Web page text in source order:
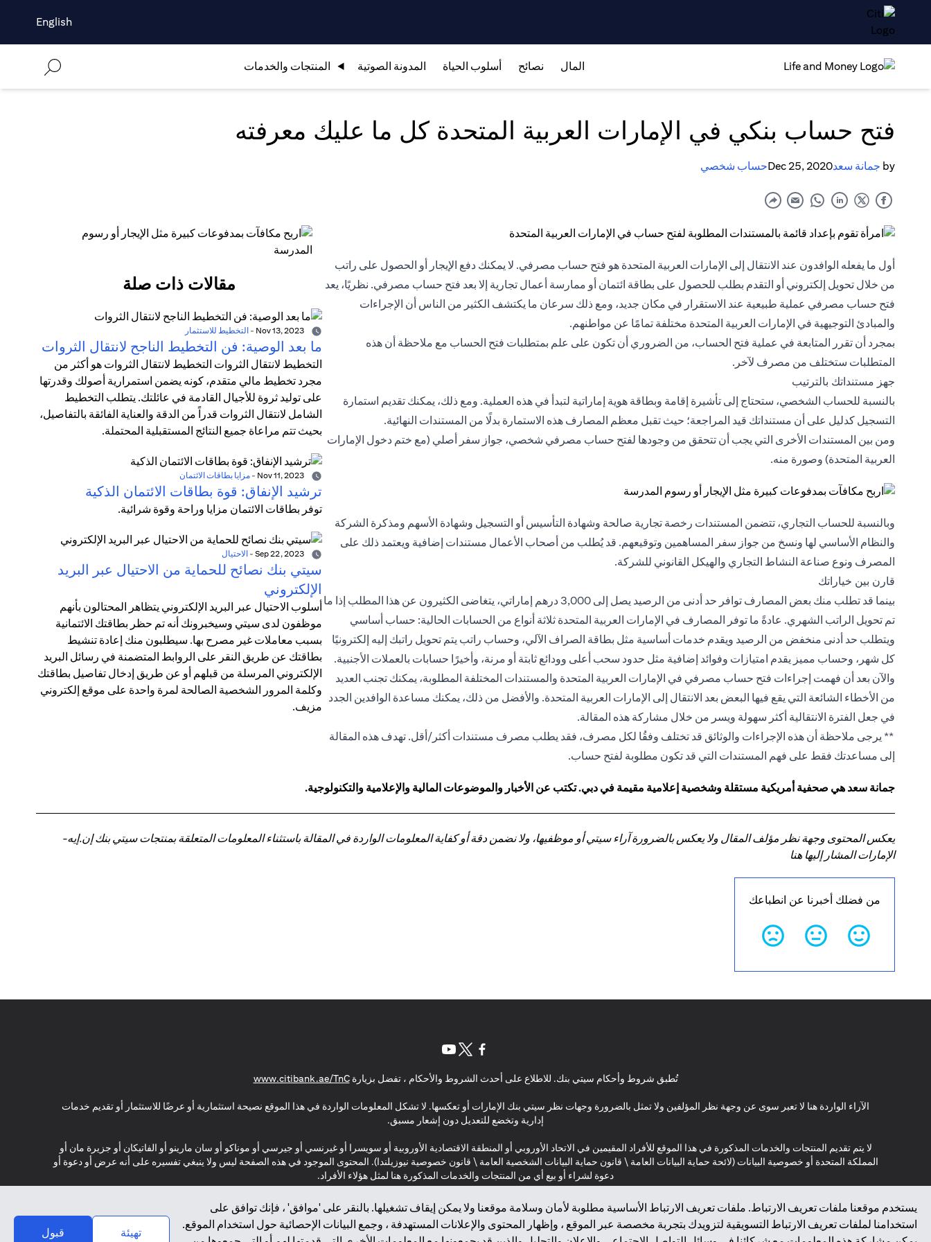
English
المال نصائح أسلوب الحياة المدونة الصوتية المنتجات والخدمات
فتح حساب بنكي في الإمارات العربية المتحدة كل ما عليك معرفته
by جمانة سعدDec 25, 2020حساب شخصي
أول ما يفعله الوافدون عند الانتقال إلى الإمارات العربية المتحدة هو فتح حساب مصرفي. لا يمكنك دفع الإيجار أو الحصول على راتب
من خلال تحويل إلكتروني أو التقدم بطلب للحصول على بطاقة ائتمان أو ممارسة أعمال تجارية إلا بعد فتح حساب مصرفي. نظريًا، يعد
فتح حساب مصرفي عملية طبيعية عند الاستقرار في مكان جديد، ومع ذلك سرعان ما يكتشف الكثير من الناس أن الإجراءات
والمبادئ التوجيهية في الإمارات العربية المتحدة مختلفة تمامًا عن مواطنهم.
بمجرد أن تقرر المتابعة في عملية فتح الحساب، من الضروري أن تكون على علم بمتطلبات فتح الحساب مع ملاحظة أن هذه
المتطلبات ستختلف من مصرف لآخر.
جهز مستنداتك بالترتيب
بالنسبة للحساب الشخصي، ستحتاج إلى تأشيرة إقامة وبطاقة هوية إماراتية لتبدأ في هذه العملية. ومع ذلك، يمكنك تقديم استمارة
التسجيل كدليل على أن مستنداتك قيد المراجعة؛ حيث تقبل معظم المصارف هذه الاستمارة بدلًا من المستندات النهائية.
ومن بين المستندات الأخرى التي يجب أن تتحقق من وجودها لفتح حساب مصرفي شخصي، جواز سفر أصلي (مع ختم دخول الإمارات
العربية المتحدة) وصورة منه.
وبالنسبة للحساب التجاري، تتضمن المستندات رخصة تجارية صالحة وشهادة التأسيس أو التسجيل وشهادة الأسهم ومذكرة الشركة
والنظام الأساسي لها ونسخ من جواز سفر المساهمين وتوقيعهم. قد يُطلب من أصحاب الأعمال مستندات إضافية ويعتمد ذلك على
المصرف ونوع صناعة النشاط التجاري والهيكل القانوني للشركة.
قارن بين خياراتك
بينما قد تطلب منك بعض المصارف توافر حد أدنى من الرصيد يصل إلى 3,000 درهم إماراتي، يتغاضى الكثيرون عن هذا المطلب إذا ما
تم تحويل الراتب الشهري. عادةً ما توفر المصارف في الإمارات العربية المتحدة ثلاثة أنواع من الحسابات الحالية: حساب أساسي
ويتطلب حد أدنى منخفض من الرصيد ويقدم خدمات أساسية مثل بطاقة الصراف الآلي، وحساب راتب يتم تحويل راتبك إليه إلكترونيًا
كل شهر، وحساب مميز يقدم امتيازات وفوائد إضافية مثل حدود سحب أعلى وودائع ثابتة أو مرنة، وأخيرًا حسابات بالعملات الأجنبية.
والآن بعد أن فهمت إجراءات فتح حساب مصرفي في الإمارات العربية المتحدة والمستندات المختلفة المطلوبة، يمكنك تجنب العديد
من الأخطاء الشائعة التي يقع فيها البعض بعد الانتقال إلى الإمارات العربية المتحدة. والأفضل من ذلك، يمكنك مساعدة الوافدين الجدد
في جعل الفترة الانتقالية أكثر سهولة ويسر من خلال مشاركة هذه المقالة.
** يرجى ملاحظة أن هذه الإجراءات والوثائق قد تختلف وفقُا لكل مصرف، فقد يطلب مصرف مستندات أكثر/أقل. تهدف هذه المقالة
إلى مساعدتك فقط على فهم المستندات التي قد تكون مطلوبة لفتح حساب.
مقالات ذات صلة
- التخطيط للاستثمار
ما بعد الوصية: فن التخطيط الناجح لانتقال الثروات
التخطيط لانتقال الثروات التخطيط لانتقال الثروات هو أكثر من
مجرد تخطيط مالي متقدم، كونه يضمن استمرارية أصولك وقدرتها
على توليد ثروة للأجيال القادمة في عائلتك. يتطلب التخطيط
الشامل لانتقال الثروات قدراً من الدقة والعناية الفائقة بالتفاصيل،
بحيث تتم مراعاة جميع النتائج المستقبلية المحتملة.
- مزايا بطاقات الائتمان
ترشيد الإنفاق: قوة بطاقات الائتمان الذكية
توفر بطاقات الائتمان مزايا وراحة وقوة شرائية.
- الاحتيال
سيتي بنك نصائح للحماية من الاحتيال عبر البريد
الإلكتروني
أسلوب الاحتيال عبر البريد الإلكتروني يتظاهر المحتالون بأنهم
موظفون لدى سيتي وسيخبرونك أنه تم حظر بطاقتك الائتمانية
بسبب معاملات غير مصرح بها. سيطلبون منك إعادة تنشيط
بطاقتك عن طريق النقر على الروابط المتضمنة في رسائل البريد
الإلكتروني المرسلة من قبلهم أو عن طريق إدخال تفاصيل بطاقتك
وكلمة المرور الشخصية الصالحة لمرة واحدة على موقع إلكتروني
مزيف.
جمانة سعد هي صحفية أمريكية مستقلة وشخصية إعلامية مقيمة في دبي. تكتب عن الأخبار والموضوعات المالية والإعلامية والتكنولوجية.
يعكس المحتوى وجهة نظر مؤلف المقال ولا يعكس بالضرورة آراء سيتي أو موظفيها، ولا نضمن دقة أو كفاية المعلومات الواردة في المقالة باستثناء المعلومات المتعلقة بمنتجات سيتي بنك إن.إيه-
الإمارات المشار إليها هنا
من فضلك أخبرنا عن انطباعك
يستخدم موقعنا ملفات تعريف الارتباط. ملفات تعريف الارتباط الأساسية مطلوبة لأمان وسلامة موقعنا ولا يمكن إيقاف تشغيلها. بالنقر على 'موافق' ، فإنك توافق على
استخدامنا لملفات تعريف الارتباط التسويقية لتزويدك بتجربة مخصصة عبر الموقع ، وإظهار المحتوى والإعلانات المستهدفة ، وجمع البيانات الإحصائية حول استخدام الموقع.
تهيئة قبول
تُطبق شروط وأحكام سيتي بنك. للاطلاع على أحدث الشروط والأحكام ، تفضل بزيارةwww.citibank.ae/TnC
(opens in a new tab)
الآراء الواردة هنا لا تعبر سوى عن وجهة نظر المؤلفين ولا تمثل بالضرورة وجهات نظر سيتي بنك الإمارات أو تعكسها. لا تشكل المعلومات الواردة في هذا الموقع نصيحة استثمارية أو عرضًا للاستثمار أو تقديم خدمات
إدارية وتخضع للتعديل دون إشعار مسبق.
لا يتم تقديم المنتجات والخدمات المذكورة في هذا الموقع للأفراد المقيمين في الاتحاد الأوروبي أو المنطقة الاقتصادية الأوروبية أو سويسرا أو غيرنسي أو جيرسي أو موناكو أو سان مارينو أو الفاتيكان أو جزيرة مان أو
المملكة المتحدة أو خصوصية البيانات (لائحة حماية البيانات العامة \ قانون حماية البيانات الشخصية العامة \ قانون خصوصية نيوزيلندا). المحتوى الموجود في هذه الصفحة ليس ولا ينبغي تفسيره على أنه عرض أو دعوة أو
دعوة لشراء أو بيع أي من المنتجات والخدمات المذكورة هنا لمثل هؤلاء الأفراد.
*GDPR – اللائحة العامة لحماية البيانات؛ * LGPD – Lei Geral de Proteção de Dados Pessoais ; *NZPA – قانون الخصوصية النيوزيلندي